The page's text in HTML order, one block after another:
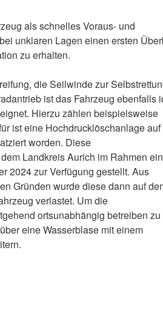
als schnelles Voraus- und
unklaren Lagen einen ersten
zu erhalten.
die Seilwinde zur
ist das Fahrzeug ebenfalls
Hierzu zählen beispielsweise
ist eine Hochdrucklöschanlage auf
worden. Diese
Landkreis Aurich im Rahmen
2024 zur Verfügung gestellt. Aus
Gründen wurde diese dann auf
verlastet. Um die
ortsunabhängig betreiben zu
eine Wasserblase mit einem